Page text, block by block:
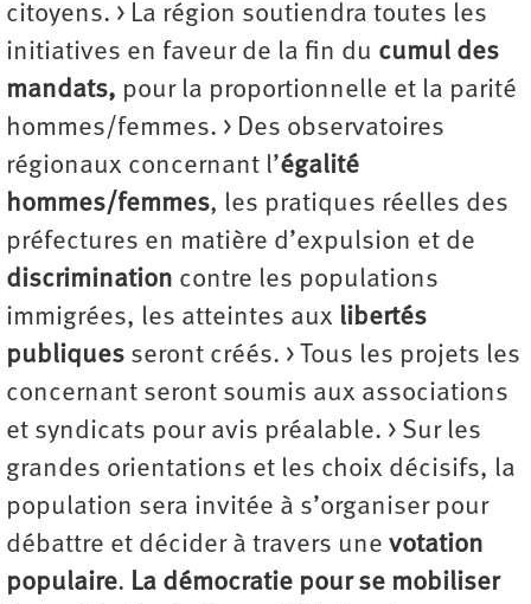
citoyens. > La région soutiendra toutes les
initiatives en faveur de la fin du cumul des
mandats, pour la proportionnelle et la parité
hommes/femmes. > Des observatoires
régionaux concernant l’égalité
hommes/femmes, les pratiques réelles des
préfectures en matière d’expulsion et de
discrimination contre les populations
immigrées, les atteintes aux libertés
publiques seront créés. > Tous les projets les
concernant seront soumis aux associations
et syndicats pour avis préalable. > Sur les
grandes orientations et les choix décisifs, la
population sera invitée à s’organiser pour
débattre et décider à travers une votation
populaire. La démocratie pour se mobiliser